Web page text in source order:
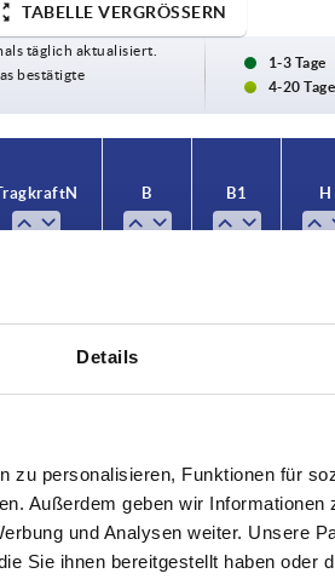
Details
zu personalisieren, Funktionen für
Außerdem geben wir Informationen
und Analysen weiter. Unsere
Sie ihnen bereitgestellt haben oder
125
129
133
141
177
197
TABELLE VERGRÖSSERN
täglich aktualisiert.
bestätigte
1-3 Tage
4-20 Tage
N B B1 H
1000 21 13 50
1000 25 17 55
1000 21 50
1000 25 17 55